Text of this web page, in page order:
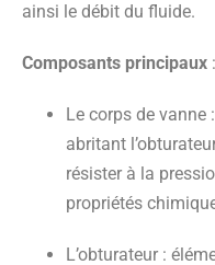
ainsi le débit du fluide.
Composants principaux :
Le corps de vanne
abritant
résister à la
propriétés
L’obturateur :